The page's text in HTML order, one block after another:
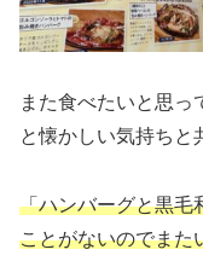
また食べたいと思っ
と懐かしい気持ちと
「ハンバーグと黒毛
ことがないのでまた